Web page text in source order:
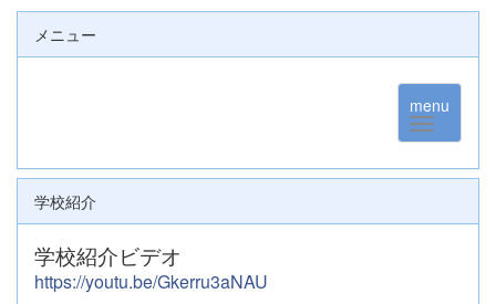
メニュー
menu
学校紹介
学校紹介ビデオ
https://youtu.be/Gkerru3aNAU